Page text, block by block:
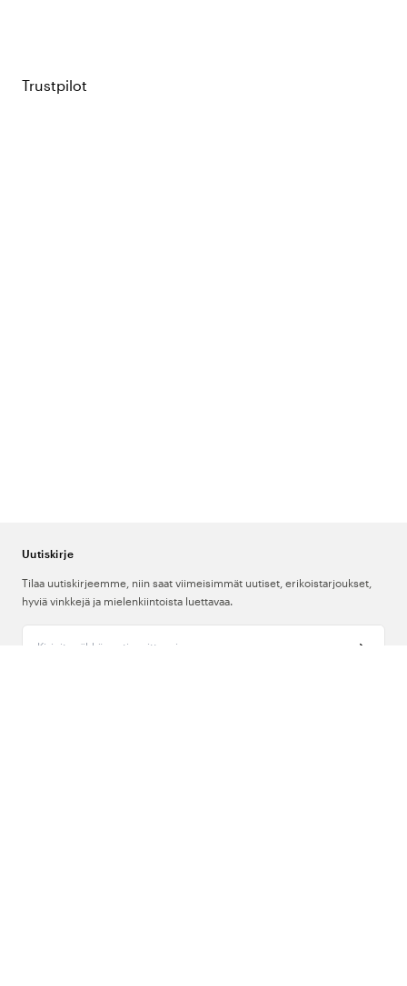
Trustpilot
Uutiskirje
Tilaa uutiskirjeemme, niin saat viimeisimmät uutiset, erikoistarjoukset,
hyviä vinkkejä ja mielenkiintoista luettavaa.